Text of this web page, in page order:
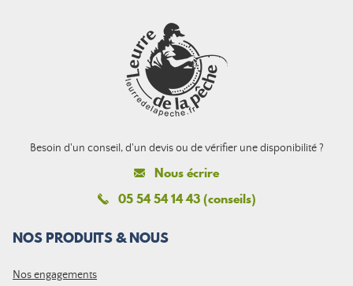
Besoin d'un conseil, d'un devis ou de vérifier une disponibilité ?
Nous écrire
05 54 54 14 43 (conseils)
NOS PRODUITS & NOUS
Nos engagements